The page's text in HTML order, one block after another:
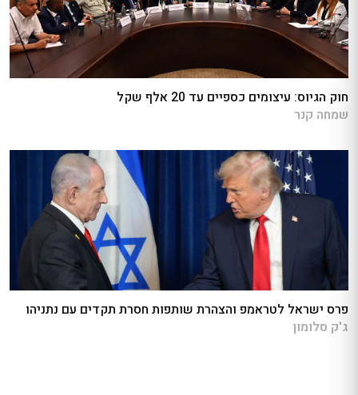
חוק הגיוס: עיצומים כספיים עד 20 אלף שקל
שמחה קנר
פרס ישראל לטראמפ והצהרת שותפות חסרת תקדים עם נתניהו
ג'ק סלומון